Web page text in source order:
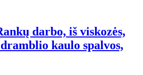
darbo, iš viskozės,
kaulo spalvos,